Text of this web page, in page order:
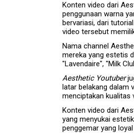
Konten video dari
penggunaan warna
bervariasi, dari
video tersebut
Nama channel
mereka yang estetis
"Lavendaire", "Milk
Aesthetic Youtuber
latar belakang dalam
menciptakan kualitas
Konten video dari
yang menyukai
penggemar yang